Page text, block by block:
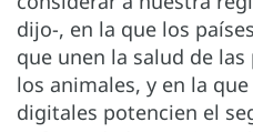
dijo-, en la que los
que unen la salud de
los animales, y en la
digitales potencien el